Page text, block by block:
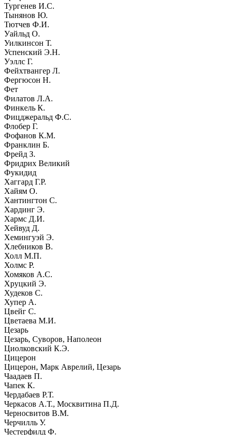
Тургенев И.С.
Тынянов Ю.
Тютчев Ф.И.
Уайльд О.
Уилкинсон Т.
Успенский Э.Н.
Уэллс Г.
Фейхтвангер Л.
Фергюсон Н.
Фет
Филатов Л.А.
Финкель К.
Фицджеральд Ф.С.
Флобер Г.
Фофанов К.М.
Франклин Б.
Фрейд З.
Фридрих Великий
Фукидид
Хаггард Г.Р.
Хайям О.
Хантингтон С.
Хардинг Э.
Хармс Д.И.
Хейвуд Д.
Хемингуэй Э.
Хлебников В.
Холл М.П.
Холмс Р.
Хомяков А.С.
Хруцкий Э.
Худеков С.
Хупер А.
Цвейг С.
Цветаева М.И.
Цезарь
Цезарь, Суворов, Наполеон
Циолковский К.Э.
Цицерон
Цицерон, Марк Аврелий, Цезарь
Чаадаев П.
Чапек К.
Чердабаев Р.Т.
Черкасов А.Т., Москвитина П.Д.
Черносвитов В.М.
Черчилль У.
Честерфилд Ф.